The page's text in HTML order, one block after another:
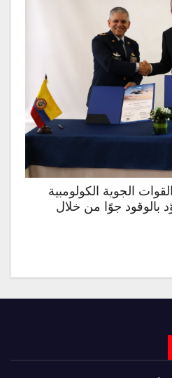
الجوية الكولومبية
بالوقود جوًا من خلال